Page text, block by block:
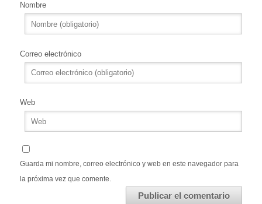
Nombre
Correo electrónico
Web
Guarda mi nombre, correo electrónico y web en este navegador para
la próxima vez que comente.